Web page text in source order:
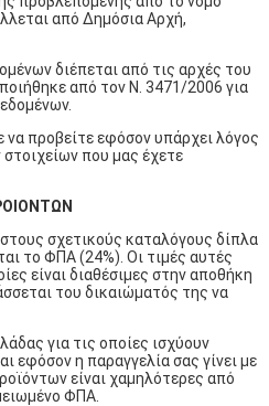
από Δημόσια Αρχή,
διέπεται από τις αρχές του
από τον Ν. 3471/2006 για
προβείτε εφόσον υπάρχει λόγος
που μας έχετε
σχετικούς καταλόγους δίπλα
το ΦΠΑ (24%). Οι τιμές αυτές
είναι διαθέσιμες στην αποθήκη
του δικαιώματός της να
για τις οποίες ισχύουν
εφόσον η παραγγελία σας γίνει με
είναι χαμηλότερες από
ΦΠΑ.